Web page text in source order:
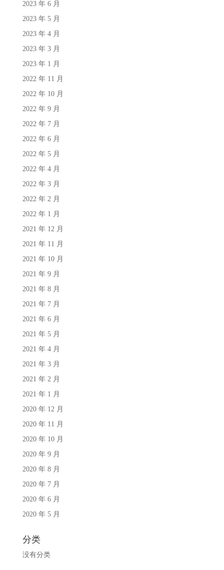
2023 年 6 月
2023 年 5 月
2023 年 4 月
2023 年 3 月
2023 年 1 月
2022 年 11 月
2022 年 10 月
2022 年 9 月
2022 年 7 月
2022 年 6 月
2022 年 5 月
2022 年 4 月
2022 年 3 月
2022 年 2 月
2022 年 1 月
2021 年 12 月
2021 年 11 月
2021 年 10 月
2021 年 9 月
2021 年 8 月
2021 年 7 月
2021 年 6 月
2021 年 5 月
2021 年 4 月
2021 年 3 月
2021 年 2 月
2021 年 1 月
2020 年 12 月
2020 年 11 月
2020 年 10 月
2020 年 9 月
2020 年 8 月
2020 年 7 月
2020 年 6 月
2020 年 5 月
分类
没有分类